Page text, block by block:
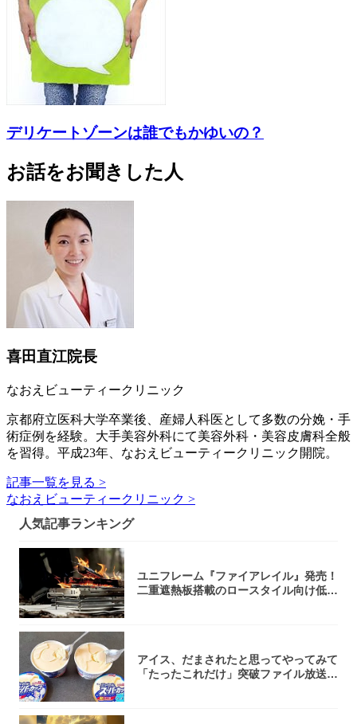
デリケートゾーンは誰でもかゆいの？
お話をお聞きした人
喜田直江院長
なおえビューティークリニック
京都府立医科大学卒業後、産婦人科医として多数の分娩・手
術症例を経験。大手美容外科にて美容外科・美容皮膚科全般
を習得。平成23年、なおえビューティークリニック開院。
記事一覧を見る >
なおえビューティークリニック >
人気記事ランキング
ユニフレーム『ファイアレイル』発売！
二重遮熱板搭載のロースタイル向け低型
アイス、だまされたと思ってやってみて
「たったこれだけ」突破ファイル放送で